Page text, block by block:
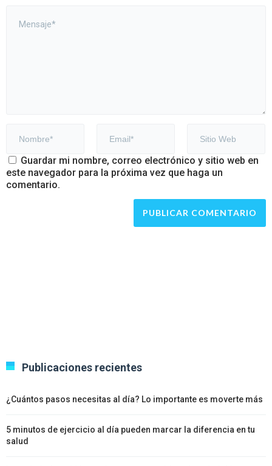
Guardar mi nombre, correo electrónico y sitio web en
este navegador para la próxima vez que haga un
comentario.
Publicaciones recientes
¿Cuántos pasos necesitas al día? Lo importante es moverte más
5 minutos de ejercicio al día pueden marcar la diferencia en tu
salud